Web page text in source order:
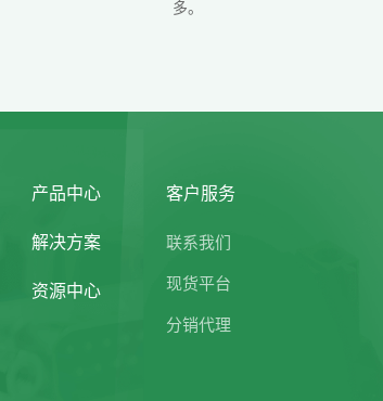
多。
产品中心
解决方案
资源中心
客户服务
联系我们
现货平台
分销代理